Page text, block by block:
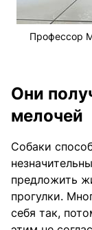
Профессор
Они
мелочей
Собаки
предложить
прогулки.
себя так,